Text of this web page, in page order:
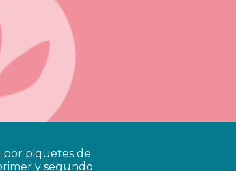
por piquetes de
y segundo